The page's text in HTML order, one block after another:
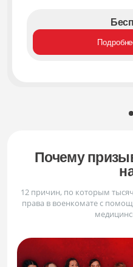
Почему
12 причин, по которым
права в военкомате с